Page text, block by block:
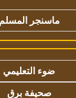
ماسنجر المسلم
ضوء التعليمي
صحيفة برق